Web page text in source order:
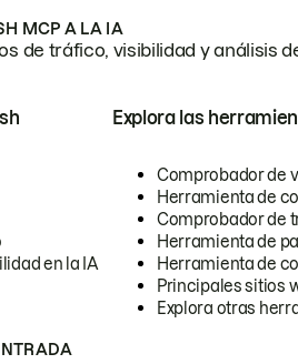
MCP A LA IA
de tráfico, visibilidad y análisis
en la IA
Explora las
Comprobador de
Herramienta de
Comprobador de
Herramienta de
Herramienta de
Principales sitios
Explora otras